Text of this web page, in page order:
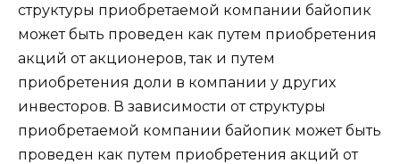
структуры приобретаемой компании байопик
может быть проведен как путем приобретения
акций от акционеров, так и путем
приобретения доли в компании у других
инвесторов. В зависимости от структуры
приобретаемой компании байопик может быть
проведен как путем приобретения акций от